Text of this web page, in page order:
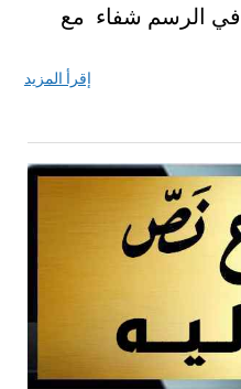
في الرسم شفاء مع
إقرأ المزيد